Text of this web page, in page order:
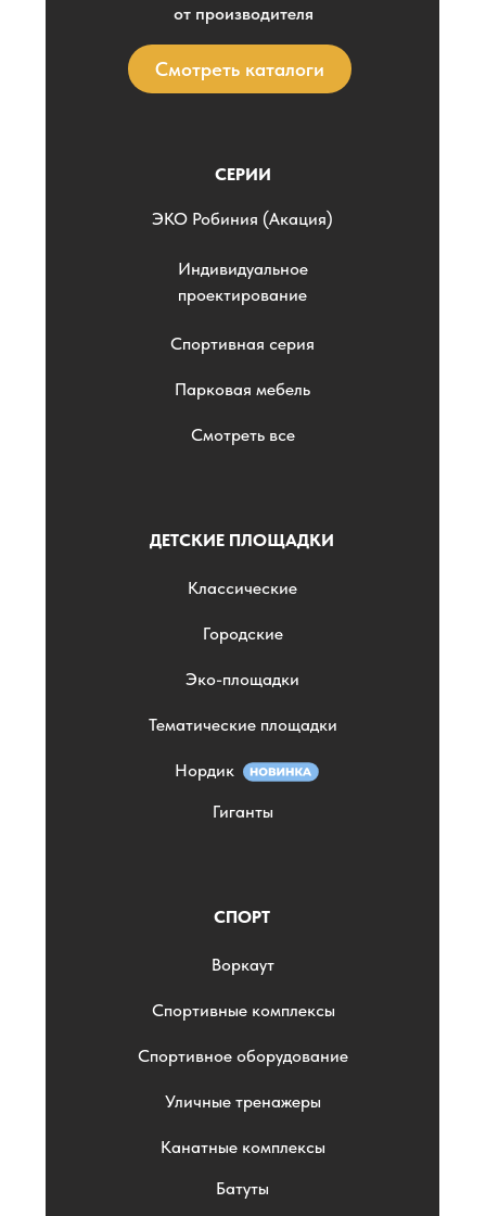
Смотреть каталоги
от производителя
СЕРИИ
ЭKO Робиния (Акация)
Спортивная серия
Парковая мебель
Смотреть все
Индивидуальное
проектирование
ДЕТСКИЕ ПЛОЩАДКИ
Классические
Городские
Эко-площадки
Тематические площадки
Нордик
Гиганты
СПОРТ
Воркаут
Спортивные комплексы
Спортивное оборудование
Уличные тренажеры
Канатные комплексы
Батуты